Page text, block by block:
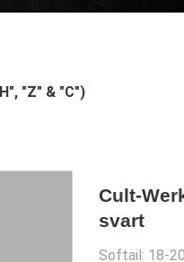
"Z" & "C")
Cult-
svart
Softail: 18-